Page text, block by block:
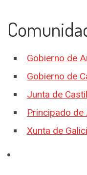
Gobierno de
Gobierno de
Junta de
Principado de
Xunta de